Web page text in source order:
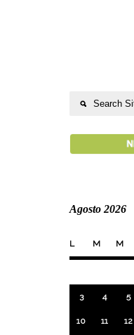
Agosto 2026
L M M
3 4 5
10 11 12